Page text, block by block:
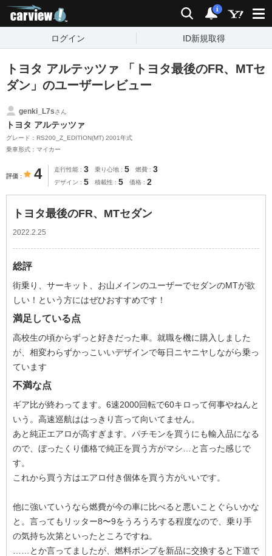
検索 通知
i
ログイン ID新規取得
トヨタ アルテッツァ 「トヨタ最後のFR、MTセ
ダン」のユーザーレビュー
genki_L7sさん
トヨタ アルテッツァ
グレード：RS200_Z_EDITION(MT) 2001年式
乗車形式：マイカー
評価 4 走行性能 3 乗り心地 5 燃費 3
デザイン 5 積載性 5 価格 2
トヨタ最後のFR、MTセダン
2022.2.25
総評
街乗り、サーキット、お山メインのユーザーでセダンのMTが欲
しい！という方にはぜひおすすめです！
満足している点
高校生の頃からずっと好きだった車。就職を機に購入しました
が、相変わらずかっこいいデザインで毎日ニヤニヤしながら乗っ
ています
不満な点
ギア比が終わってます。6速2000回転で60キロって何事やねんと
いう。高速巡航ははっきり言って向いてません。
あと純正エアロが高すぎます。パチモンを買うにも輸入品になる
ので、ぼったくり価格で純正を買う方がマシ…と言った感じで
す。
これから買う方はエアロ付き個体を買う方がいいです。
他に強いていうなら燃費が今の車に比べると悪いことぐらいかな
と。言ってもリッター8〜9をうろうろする程度なので、乗り手
の気持ち次第といったところですね。
……とか言ってましたが、燃料ポンプを新品に交換すると下道で